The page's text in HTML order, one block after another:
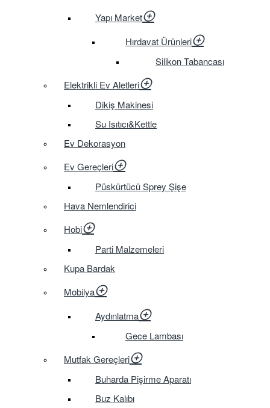
Yapı Market
Hırdavat Ürünleri
Silikon Tabancası
Elektrikli Ev Aletleri
Dikiş Makinesi
Su Isıtıcı&Kettle
Ev Dekorasyon
Ev Gereçleri
Püskürtücü Sprey Şişe
Hava Nemlendirici
Hobi
Parti Malzemeleri
Kupa Bardak
Mobilya
Aydınlatma
Gece Lambası
Mutfak Gereçleri
Buharda Pişirme Aparatı
Buz Kalıbı